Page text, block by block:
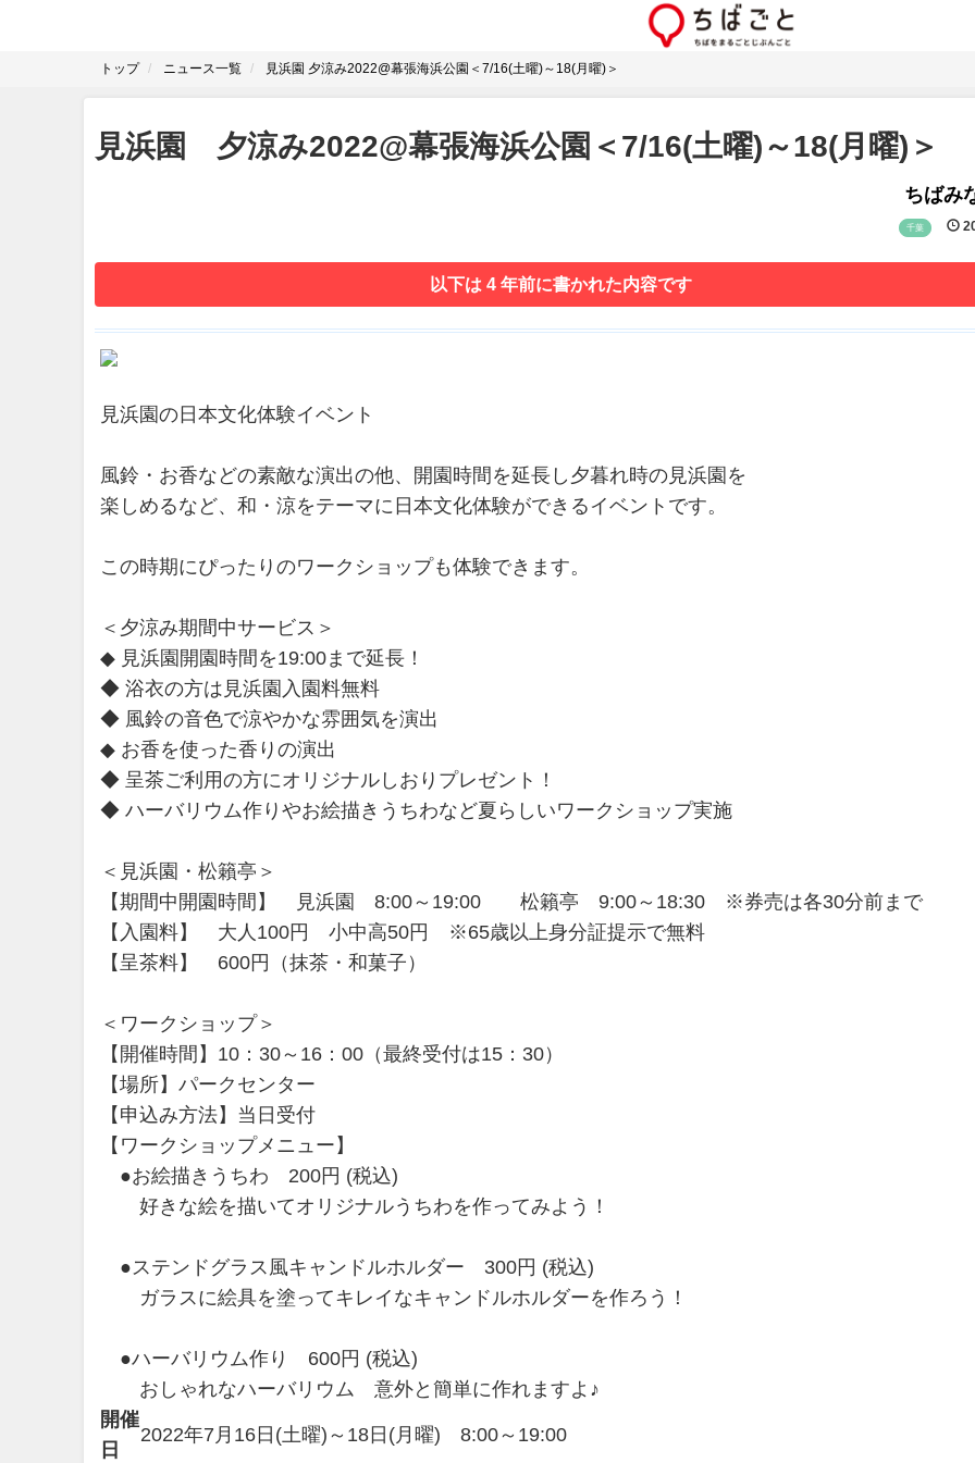
トップ ニュース一覧 見浜園 夕涼み2022@幕張海浜公園＜7/16(土曜)～18(月曜)＞
見浜園 夕涼み2022@幕張海浜公園＜7/16(土曜)～18(月曜)＞
ちばみ
千葉
以下は 4 年前に書かれた内容です
見浜園の日本文化体験イベント
風鈴・お香などの素敵な演出の他、開園時間を延長し夕暮れ時の見浜園を
楽しめるなど、和・涼をテーマに日本文化体験ができるイベントです。
この時期にぴったりのワークショップも体験できます。
＜夕涼み期間中サービス＞
◆ 見浜園開園時間を19:00まで延長！
◆ 浴衣の方は見浜園入園料無料
◆ 風鈴の音色で涼やかな雰囲気を演出
◆ お香を使った香りの演出
◆ 呈茶ご利用の方にオリジナルしおりプレゼント！
◆ ハーバリウム作りやお絵描きうちわなど夏らしいワークショップ実施
＜見浜園・松籟亭＞
【期間中開園時間】 見浜園 8:00～19:00 松籟亭 9:00～18:30 ※券売は各30分前まで
【入園料】 大人100円 小中高50円 ※65歳以上身分証提示で無料
【呈茶料】 600円（抹茶・和菓子）
＜ワークショップ＞
【開催時間】10：30～16：00（最終受付は15：30）
【場所】パークセンター
【申込み方法】当日受付
【ワークショップメニュー】
●お絵描きうちわ 200円 (税込)
好きな絵を描いてオリジナルうちわを作ってみよう！
●ステンドグラス風キャンドルホルダー 300円 (税込)
ガラスに絵具を塗ってキレイなキャンドルホルダーを作ろう！
●ハーバリウム作り 600円 (税込)
おしゃれなハーバリウム 意外と簡単に作れますよ♪
開催
日
2022年7月16日(土曜)～18日(月曜) 8:00～19:00